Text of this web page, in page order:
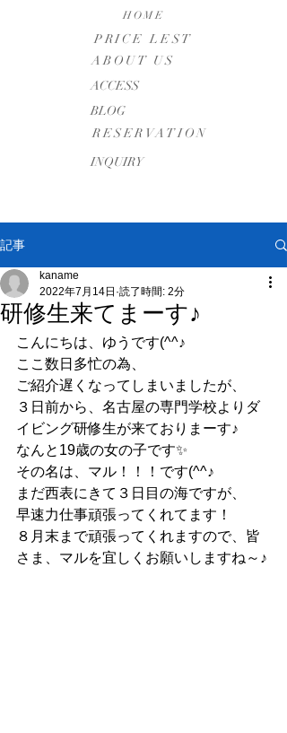
HOME
PRICE LEST
ABOUT US
​ACCESS
BLOG
RESERVATION
INQUIRY
記事
研修生来てまーす♪
kaname
2022年7月14日 読了時間: 2分
こんにちは、ゆうです(^^♪
ここ数日多忙の為、
ご紹介遅くなってしまいましたが、
３日前から、名古屋の専門学校よりダ
イビング研修生が来ておりまーす♪
なんと19歳の女の子です✨
その名は、マル！！！です(^^♪
まだ西表にきて３日目の海ですが、
早速力仕事頑張ってくれてます！
８月末まで頑張ってくれますので、皆
さま、マルを宜しくお願いしますね～♪